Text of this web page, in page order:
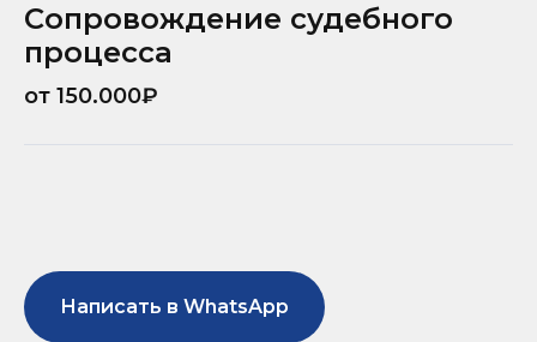
Сопровождение судебного
процесса
от 150.000₽
Написать в WhatsApp